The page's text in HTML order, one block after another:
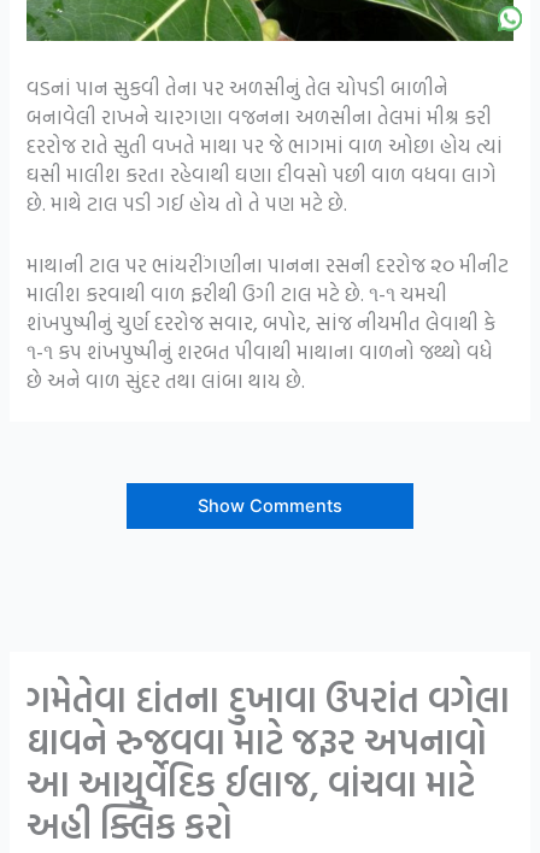
વડનાં પાન સુકવી તેના પર અળસીનું તેલ ચોપડી બાળીને
બનાવેલી રાખને ચારગણા વજનના અળસીના તેલમાં મીશ્ર કરી
દરરોજ રાતે સુતી વખતે માથા પર જે ભાગમાં વાળ ઓછા હોય ત્યાં
ઘસી માલીશ કરતા રહેવાથી ઘણા દીવસો પછી વાળ વધવા લાગે
છે. માથે ટાલ પડી ગઈ હોય તો તે પણ મટે છે.
માથાની ટાલ પર ભાંયરીંગણીના પાનના રસની દરરોજ ૨૦ મીનીટ
માલીશ કરવાથી વાળ ફરીથી ઉગી ટાલ મટે છે. ૧-૧ ચમચી
શંખપુષ્પીનું ચુર્ણ દરરોજ સવાર, બપોર, સાંજ નીયમીત લેવાથી કે
૧-૧ કપ શંખપુષ્પીનું શરબત પીવાથી માથાના વાળનો જથ્થો વધે
છે અને વાળ સુંદર તથા લાંબા થાય છે.
Show Comments
ગમેતેવા દાંતના દુખાવા ઉપરાંત વગેલા
ઘાવને રુજવવા માટે જરૂર અપનાવો
આ આયુર્વેદિક ઈલાજ, વાંચવા માટે
અહી ક્લિક કરો